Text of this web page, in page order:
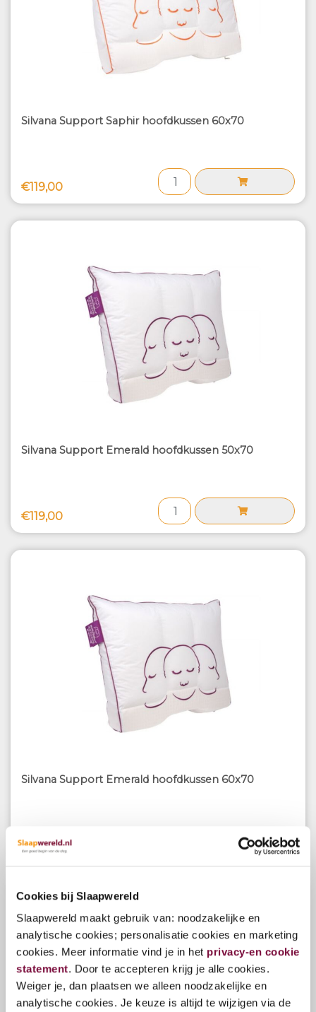
Cookies bij Slaapwereld
Slaapwereld maakt gebruik van: noodzakelijke en
analytische cookies; personalisatie cookies en marketing
cookies. Meer informatie vind je in het privacy-en cookie
statement. Door te accepteren krijg je alle cookies.
Weiger je, dan plaatsen we alleen noodzakelijke en
analytische cookies. Je keuze is altijd te wijzigen via de
Silvana Support Saphir hoofdkussen 60x70
€119,00
Silvana Support Emerald hoofdkussen 50x70
€119,00
Silvana Support Emerald hoofdkussen 60x70
€119,00